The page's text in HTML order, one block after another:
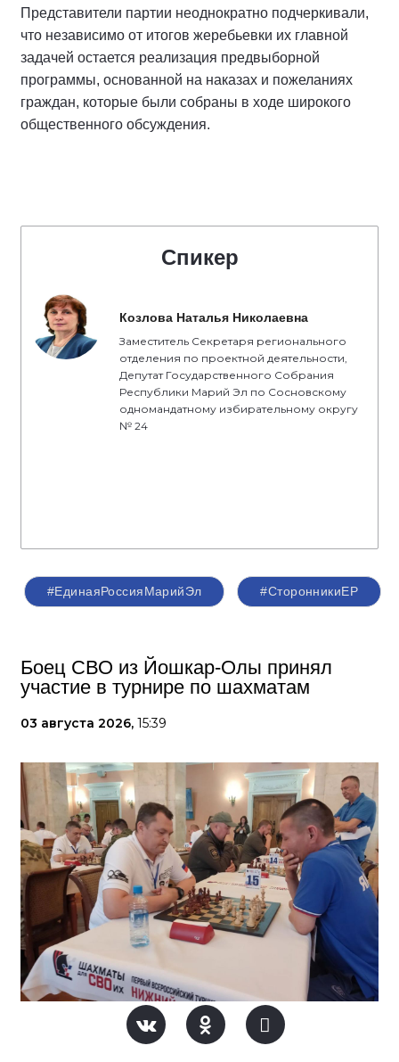
Представители партии неоднократно подчеркивали,
что независимо от итогов жеребьевки их главной
задачей остается реализация предвыборной
программы, основанной на наказах и пожеланиях
граждан, которые были собраны в ходе широкого
общественного обсуждения.
Спикер
Козлова Наталья Николаевна
Заместитель Секретаря регионального
отделения по проектной деятельности,
Депутат Государственного Собрания
Республики Марий Эл по Сосновскому
одномандатному избирательному округу
№ 24
#ЕдинаяРоссияМарийЭл #СторонникиЕР
Боец СВО из Йошкар-Олы принял
участие в турнире по шахматам
03 августа 2026, 15:39